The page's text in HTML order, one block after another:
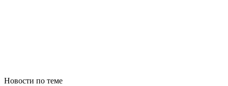
Новости по теме